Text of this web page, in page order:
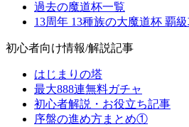
過去の魔道杯一覧
13周年 13種族の大魔道杯 覇
初心者向け情報/解説記事
はじまりの塔
最大888連無料ガチャ
初心者解説・お役立ち記事
序盤の進め方まとめ①